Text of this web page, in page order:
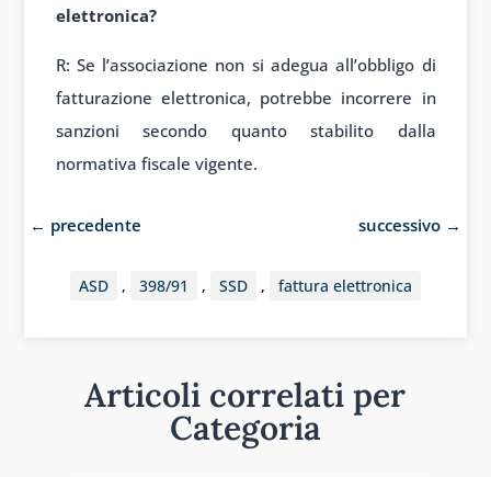
elettronica?
R: Se l’associazione non si adegua all’obbligo di
fatturazione elettronica, potrebbe incorrere in
sanzioni secondo quanto stabilito dalla
normativa fiscale vigente.
← precedente successivo →
ASD , 398/91 , SSD , fattura elettronica
Articoli correlati per
Categoria